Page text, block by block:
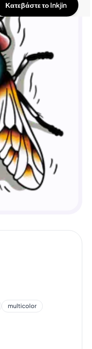
Κατεβάστε το Inkjin
multicolor